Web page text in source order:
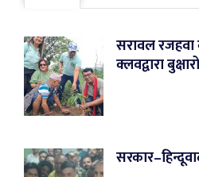
सरावल रजहवा
क्लवद्वारा